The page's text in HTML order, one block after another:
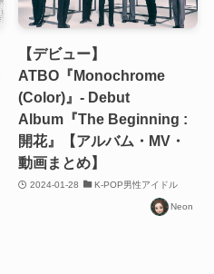
【デビュー】
ATBO『Monochrome
(Color)』- Debut
Album『The Beginning :
開花』【アルバム・MV・
動画まとめ】
2024-01-28 K-POP男性アイドル
Neon